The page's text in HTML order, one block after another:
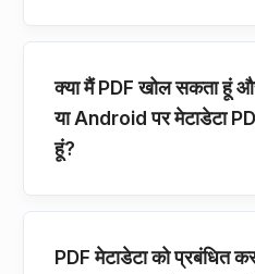
क्या मैं PDF खोल सकता हूं
या Android पर मेटाडेटा
हूं?
PDF मेटाडेटा को प्रबंधित